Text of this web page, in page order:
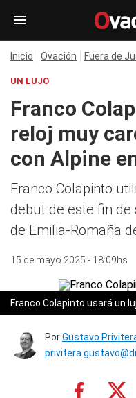
Inicio Ovación Fuera de
UN LUJO
Franco
reloj muy
con Alpine
Franco Colapinto
debut de este fin de
de Emilia-Romaña
15 de mayo 2025 - 18:09hs
Franco Colapinto usará un
PorGustavo